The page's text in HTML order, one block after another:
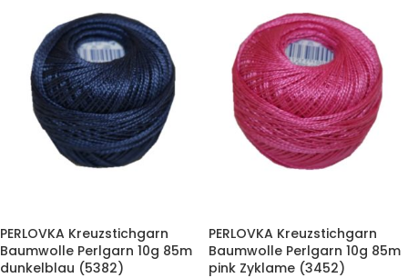
PERLOVKA Kreuzstichgarn
Baumwolle Perlgarn 10g 85m
dunkelblau (5382)
PERLOVKA Kreuzstichgarn
Baumwolle Perlgarn 10g 85m
pink Zyklame (3452)